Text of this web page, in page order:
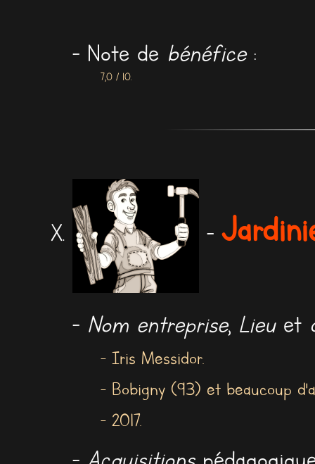
- Note de bénéfice:
7,0 / 10.
-
- Nom entreprise, Lieuet
- Iris Messidor.
- Bobigny (93) et beaucoup
- 2017.